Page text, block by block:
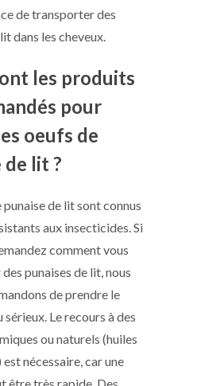
de transporter des
dans les cheveux.
les produits
pour
oeufs de
de lit ?
punaise de lit sont connus
aux insecticides. Si
comment vous
punaises de lit, nous
de prendre le
Le recours à des
ou naturels (huiles
nécessaire, car une